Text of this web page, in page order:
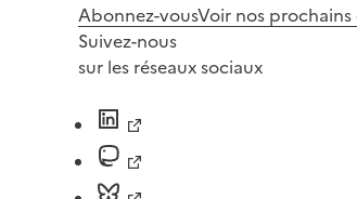
Abonnez-vousVoir nos
Suivez-nous
sur les réseaux sociaux